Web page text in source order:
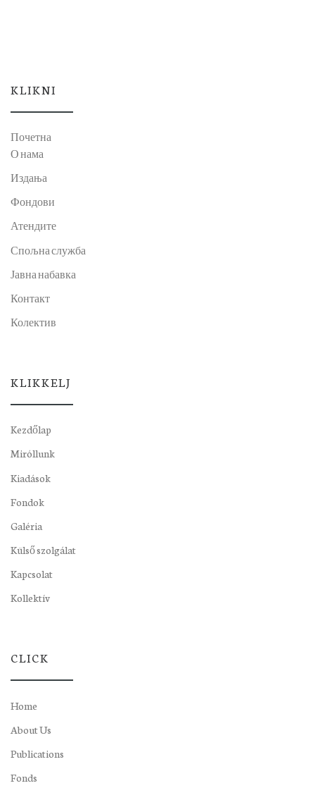
KLIKNI
Почетна
О нама
Издања
Фондови
Атендите
Спољна служба
Јавна набавка
Контакт
Колектив
KLIKKELJ
Kezdőlap
Miróllunk
Kiadások
Fondok
Galéria
Külső szolgálat
Kapcsolat
Kollektív
CLICK
Home
About Us
Publications
Fonds